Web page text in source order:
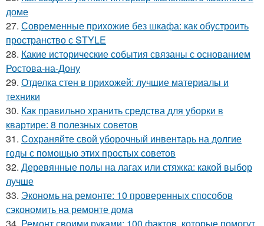
доме
27. Современные прихожие без шкафа: как обустроить
пространство с STYLE
28. Какие исторические события связаны с основанием
Ростова-на-Дону
29. Отделка стен в прихожей: лучшие материалы и
техники
30. Как правильно хранить средства для уборки в
квартире: 8 полезных советов
31. Сохраняйте свой уборочный инвентарь на долгие
годы с помощью этих простых советов
32. Деревянные полы на лагах или стяжка: какой выбор
лучше
33. Экономь на ремонте: 10 проверенных способов
сэкономить на ремонте дома